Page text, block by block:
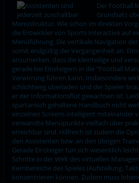
Der Football
Grundsatz
Menüstruktur. Wie schon im direkten
die Entwickler von Sports Interactive auf
Menüführung. Die vertikale Navigation
somit endgültig der Vergangenheit an.
anzumerken, dass die kleinteilige und
gerade bei Einsteigern in die "Football
Verwirrung führen kann. Insbesondere
schlichtweg überladen und der Spieler
er der Informationsflut gewachsen ist.
spartanisch gehaltene Handbuch nicht
einzelnen Screens intelligent miteinander
verwandte Menüpunkte vielfach über
erreichbar sind. Hilfreich ist zudem die
den Assistenten bzw. an den übrigen
Gerade Einsteiger tun sich wesentlich
Schritte in der Welt des virtuellen
Kernbereiche des Spieles (Aufstellung,
konzentrieren können. Zudem muss